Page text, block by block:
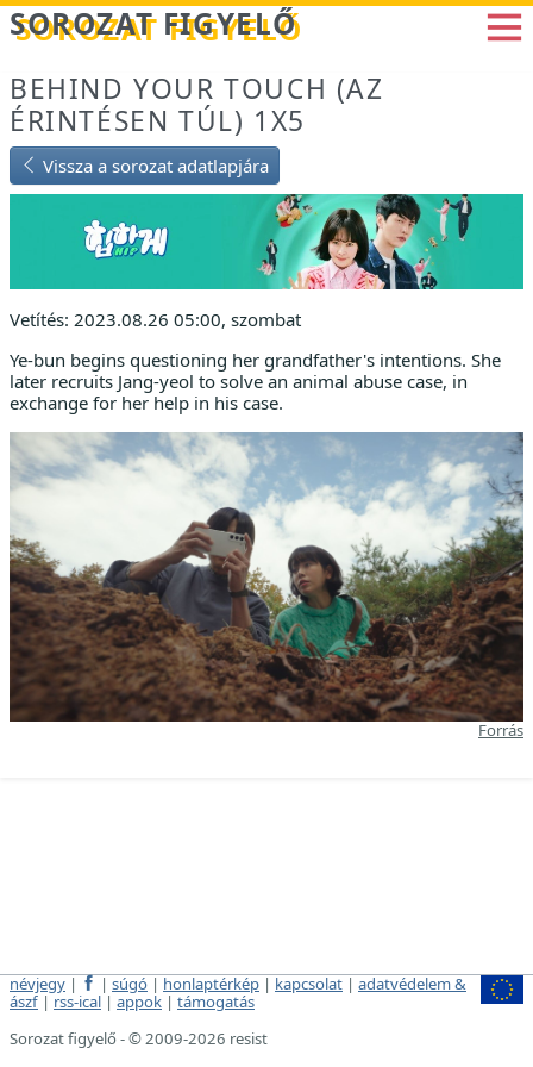
Betöltés...
SOROZAT FIGYELŐ
BEHIND YOUR TOUCH (AZ
ÉRINTÉSEN TÚL) 1X5
Vissza a sorozat adatlapjára
Vetítés: 2023.08.26 05:00, szombat
Ye-bun begins questioning her grandfather's intentions. She
later recruits Jang-yeol to solve an animal abuse case, in
exchange for her help in his case.
Forrás
névjegy | | súgó | honlaptérkép | kapcsolat | adatvédelem &
ászf | rss-ical | appok | támogatás
Sorozat figyelő - © 2009-2026 resist